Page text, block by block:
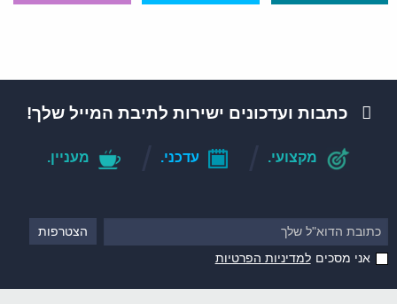
כתבות ועדכונים ישירות לתיבת המייל שלך!
מקצועי. עדכני. מעניין.
אני מסכים למדיניות הפרטיות